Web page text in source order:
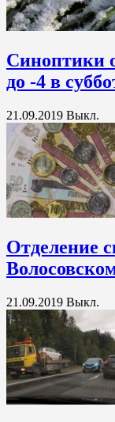
Синоптики
до -4 в
21.09.2019 Выкл.
Отделение
21.09.2019 Выкл.